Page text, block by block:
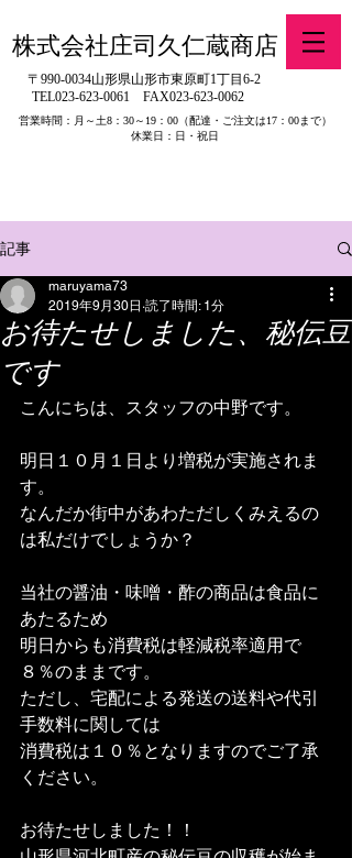
株式会社庄司久仁蔵商店
〒990-0034山形県山形市東原町1丁目6-2
TEL023-623-0061 FAX023-623-0062
営業時間：月～土8：30～19：00（配達・ご注文は17：00まで）
休業日：日・祝日
記事
お待たせしました、秘伝豆
です
maruyama73
2019年9月30日 読了時間: 1分
こんにちは、スタッフの中野です。
明日１０月１日より増税が実施されま
す。
なんだか街中があわただしくみえるの
は私だけでしょうか？
当社の醤油・味噌・酢の商品は食品に
あたるため
明日からも消費税は軽減税率適用で
８％のままです。
ただし、宅配による発送の送料や代引
手数料に関しては
消費税は１０％となりますのでご了承
ください。
お待たせしました！！